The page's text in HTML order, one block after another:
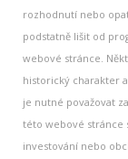
rozhodnutí nebo
podstatně lišit od
webové stránce.
historický charakter
je nutné považovat
této webové stránce
investování nebo